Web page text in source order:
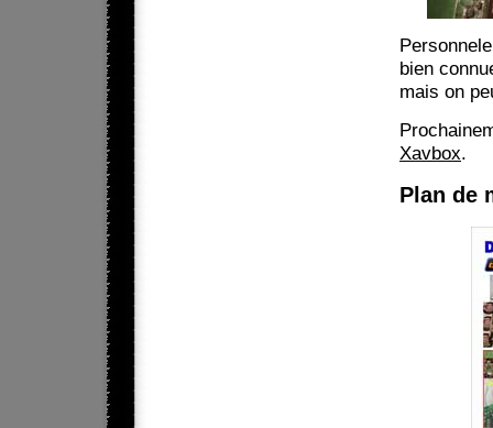
bien
mais on
Xavbox.
Plan de